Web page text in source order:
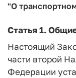
"О
Статья 1.
Настоящий
части второй
Федерации